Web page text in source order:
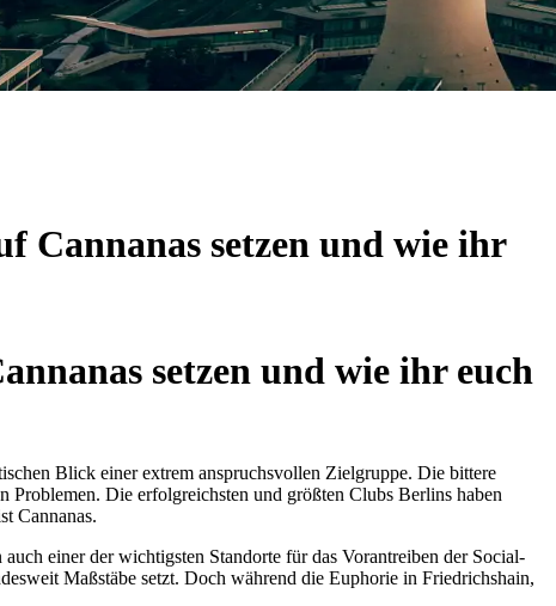
Cannanas setzen und wie ihr
setzen und wie ihr euch
Blick einer extrem anspruchsvollen Zielgruppe. Die bittere
Problemen. Die erfolgreichsten und größten Clubs Berlins haben
Cannanas.
einer der wichtigsten Standorte für das Vorantreiben der Social-
Maßstäbe setzt. Doch während die Euphorie in Friedrichshain,